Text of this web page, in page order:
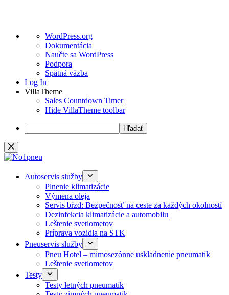
WordPress
WordPress.org
Dokumentácia
Naučte sa WordPress
Podpora
Spätná väzba
Log In
VillaTheme
Sales Countdown Timer
Hide VillaTheme toolbar
Hľadať
Preskočiť
na
Autoservis služby
Plnenie klimatizácie
Výmena oleja
Servis bŕzd: Bezpečnosť na ceste za každých okolností
Dezinfekcia klimatizácie a automobilu
Leštenie svetlometov
Príprava vozidla na STK
Pneuservis služby
Pneu Hotel – mimosezónne uskladnenie pneumatík
Leštenie svetlometov
Testy
Testy letných pneumatík